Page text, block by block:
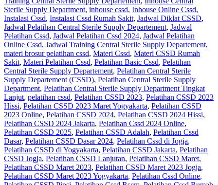
Sterile Supply Department, inhouse cssd, Inhouse Online Cssd,
Instalasi Cssd, Instalasi Cssd Rumah Sakit, Jadwal Diklat CSSD,
Jadwal Pelatihan Central Sterile Supply Departement, Jadwal
Pelatihan Cssd, Jadwal Pelatihan Cssd 2024, Jadwal Pelatihan
Online Cssd, Jadwal Training Central Sterile Supply Departement,
materi brosur pelatihan cssd, Materi Cssd, Materi CSSD Rumah
Sakit, Materi Pelatihan Cssd, Pelatihan Basic Cssd, Pelatihan
Central Sterile Supply Departement, Pelatihan Central Sterile
Supply Departement (CSSD), Pelatihan Central Sterile Supply
Department, Pelatihan Central Sterile Supply Department Tingkat
Lanjut, pelatihan cssd, Pelatihan CSSD 2023, Pelatihan CSSD 2023
Hissi, Pelatihan CSSD 2023 Maret Yogyakarta, Pelatihan CSSD
2023 Online, Pelatihan CSSD 2024, Pelatihan CSSD 2024 Hissi,
Pelatihan CSSD 2024 Jakarta, Pelatihan Cssd 2024 Online,
Pelatihan CSSD 2025, Pelatihan CSSD Adalah, Pelatihan Cssd
Dasar, Pelatihan CSSD Dasar 2024, Pelatihan Cssd di Jogja,
Pelatihan CSSD di Yogyakarta, Pelatihan CSSD Jakarta, Pelatihan
CSSD Jogja, Pelatihan CSSD Lanjutan, Pelatihan CSSD Maret,
Pelatihan CSSD Maret 2023, Pelatihan CSSD Maret 2023 Jogja,
Pelatihan CSSD Maret 2023 Yogyakarta, Pelatihan Cssd Online,